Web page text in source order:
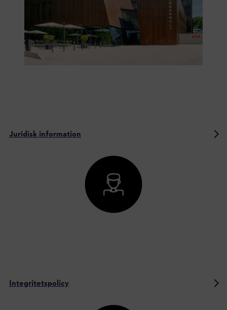
Juridisk information
Integritetspolicy